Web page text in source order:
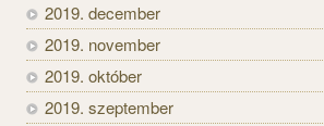
2019. december
2019. november
2019. október
2019. szeptember